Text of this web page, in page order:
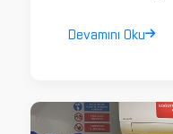
Devamını Oku